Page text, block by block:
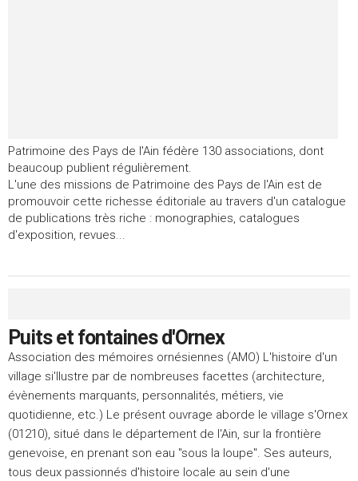
Patrimoine des Pays de l'Ain fédère 130 associations, dont
beaucoup publient régulièrement.
L'une des missions de Patrimoine des Pays de l'Ain est de
promouvoir cette richesse éditoriale au travers d'un catalogue
de publications très riche : monographies, catalogues
d'exposition, revues...
Puits et fontaines d'Ornex
Association des mémoires ornésiennes (AMO) L'histoire d'un
village si'llustre par de nombreuses facettes (architecture,
évènements marquants, personnalités, métiers, vie
quotidienne, etc.) Le présent ouvrage aborde le village s'Ornex
(01210), situé dans le département de l'Ain, sur la frontière
genevoise, en prenant son eau "sous la loupe". Ses auteurs,
tous deux passionnés d'histoire locale au sein d'une